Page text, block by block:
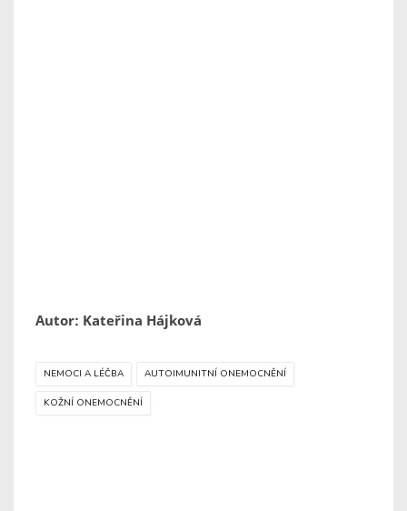
Autor: Kateřina Hájková
NEMOCI A LÉČBA AUTOIMUNITNÍ ONEMOCNĚNÍ
KOŽNÍ ONEMOCNĚNÍ